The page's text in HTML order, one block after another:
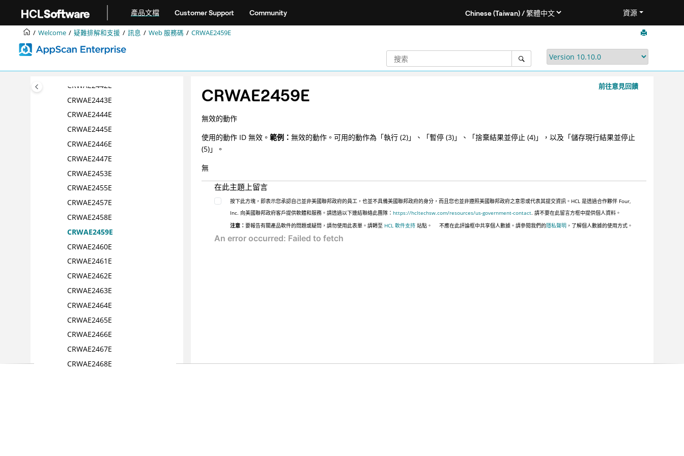
產品文檔 Customer Support Community 資源
Welcome 疑難排解和支援 訊息 Web 服務碼 CRWAE2459E
CRWAE2437E
CRWAE2438E
CRWAE2440E
CRWAE2441 E
CRWAE2442E
CRWAE2443E
CRWAE2444E
CRWAE2445E
CRWAE2446E
CRWAE2447E
CRWAE2453E
CRWAE2455E
CRWAE2457E
CRWAE2458E
CRWAE2459E
CRWAE2460E
CRWAE2461E
CRWAE2462E
CRWAE2463E
CRWAE2464E
CRWAE2465E
CRWAE2466E
CRWAE2467E
CRWAE2468E
前往意見回饋
CRWAE2459E
無效的動作
使用的動作 ID 無效。範例：無效的動作。可用的動作為「執行 (2)」、「暫停 (3)」、「捨棄結果並停止 (4)」，以及「儲存現行結果並停止
(5)」。
無
在此主題上留言
按下此方塊，即表示您承認自己並非美國聯邦政府的員工，也並不具備美國聯邦政府的身分，而且您也並非遵照美國聯邦政府之意思或代表其提交資訊。HCL 是透過合作夥伴 Four,
Inc. 向美國聯邦政府客戶提供軟體和服務。請透過以下連結聯絡此團隊：https://hcltechsw.com/resources/us-government-contact. 請不要在此留言方框中提供個人資料。
注意：要報告有關產品軟件的問題或疑問，請勿使用此表單。請轉至 HCL 軟件支持 站點。 不應在此評論框中共享個人數據。請參閱我們的隱私聲明 ，了解個人數據的使用方式。